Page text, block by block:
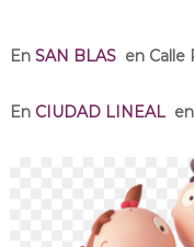
En SAN BLASen Calle
EnCIUDAD LINEALen